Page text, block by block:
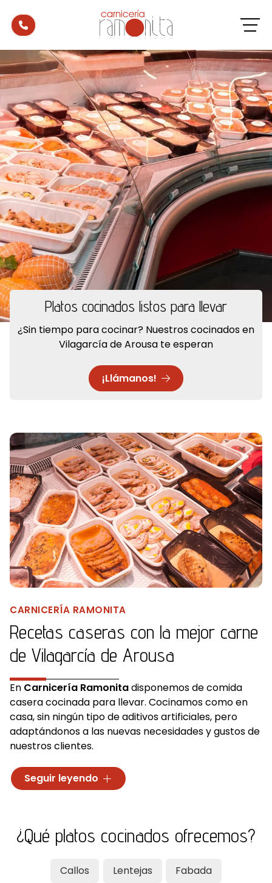
Platos cocinados listos para llevar
¿Sin tiempo para cocinar? Nuestros cocinados en
Vilagarcía de Arousa te esperan
¡Llámanos!
CARNICERÍA RAMONITA
Recetas caseras con la mejor carne
de Vilagarcía de Arousa
En Carnicería Ramonitadisponemos de comida
casera cocinada para llevar. Cocinamos como en
casa, sin ningún tipo de aditivos artificiales, pero
adaptándonos a las nuevas necesidades y gustos de
nuestros clientes.
Envasamos todos los platos para su perfecta
conservación y para ofrecer la máxima comodidad
casa, solo tengas que calentar. También son ideales
para su transporte o congelación. En nuestra
día para ofrecerte una deliciosa variedad de platos
Seguir leyendo
¿Qué platos cocinados ofrecemos?
Callos Lentejas Fabada